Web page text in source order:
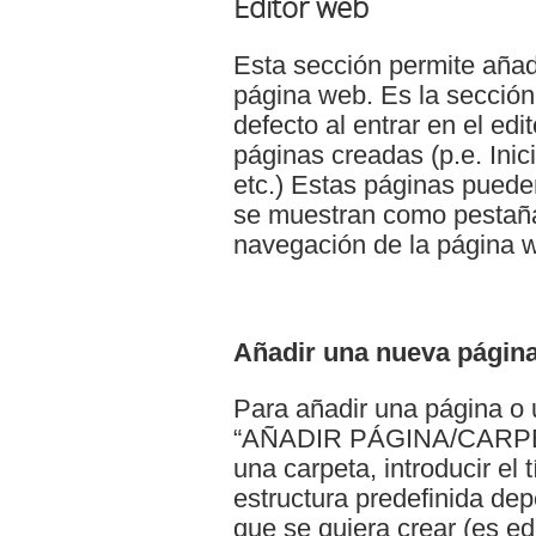
Esta sección permite
página web. Es la
defecto al entrar en el
páginas creadas (p.e.
etc.) Estas páginas
se muestran como
navegación de la página
Añadir una nueva
Para añadir una página
“AÑADIR PÁGINA/
una carpeta, introducir el
estructura predefinida
que se quiera crear (es